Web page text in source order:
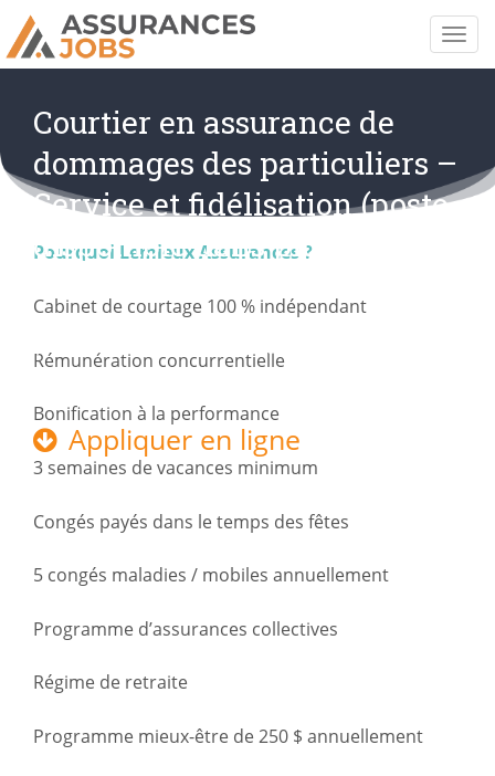
Courtier en assurance de
dommages des particuliers –
Service et fidélisation (poste
disponible dans plusieurs
Québec, Canada, Expire dans 33 jours
Appliquer en ligne
Pourquoi Lemieux Assurances ?
Cabinet de courtage 100 % indépendant
Rémunération concurrentielle
Bonification à la performance
3 semaines de vacances minimum
Congés payés dans le temps des fêtes
5 congés maladies / mobiles annuellement
Programme d’assurances collectives
Régime de retraite
Programme mieux-être de 250 $ annuellement